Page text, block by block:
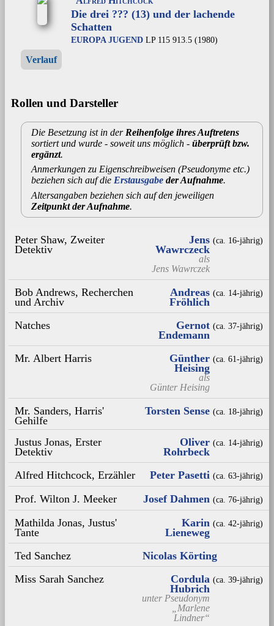
Die drei ??? (13) und der lachende
Schatten
EUROPA JUGEND LP 115 913.5 (1980)
Verlauf
Rollen und Darsteller
Die Besetzung ist in der Reihenfolge ihres Auftretens
sortiert und wurde - soweit uns möglich - überprüft bzw.
ergänzt.
Anmerkungen zu Eigenschreibweisen (Pseudonyme etc.)
beziehen sich auf die Erstausgabe der Aufnahme.
Altersangaben beziehen sich auf den jeweiligen
Zeitpunkt der Aufnahme.
Peter Shaw, Zweiter
Detektiv
Jens
Wawrczeck
als
Jens Wawrczek
(ca. 16‑jährig)
Bob Andrews, Recherchen
und Archiv
Andreas
Fröhlich
(ca. 14‑jährig)
Natches
Gernot
Endemann
(ca. 37‑jährig)
Mr. Albert Harris
Günther
Heising
als
Günter Heising
(ca. 61‑jährig)
Mr. Sanders, Harris'
Gehilfe
Torsten Sense (ca. 18‑jährig)
Justus Jonas, Erster
Detektiv
Oliver
Rohrbeck
(ca. 14‑jährig)
Alfred Hitchcock, Erzähler Peter Pasetti (ca. 63‑jährig)
Prof. Wilton J. Meeker Josef Dahmen (ca. 76‑jährig)
Mathilda Jonas, Justus'
Tante
Karin
Lieneweg
(ca. 42‑jährig)
Ted Sanchez
Nicolas Körting
Miss Sarah Sanchez
Cordula
Hubrich
unter Pseudonym
„Marlene
Lindner“
(ca. 39‑jährig)